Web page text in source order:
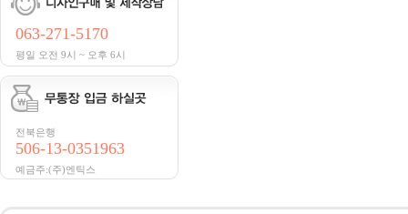
063-271-5170
평일 오전 9시 ~ 오후 6시
전북은행
506-13-0351963
예금주:(주)엔틱스